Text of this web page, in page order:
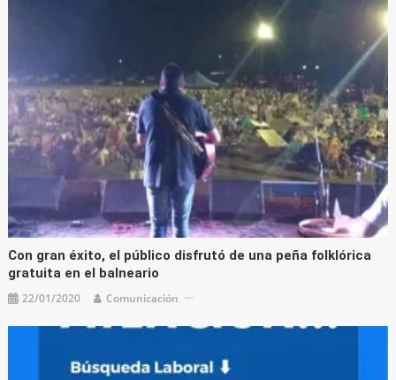
Con gran éxito, el público disfrutó de una peña folklórica
gratuita en el balneario
22/01/2020 Comunicación